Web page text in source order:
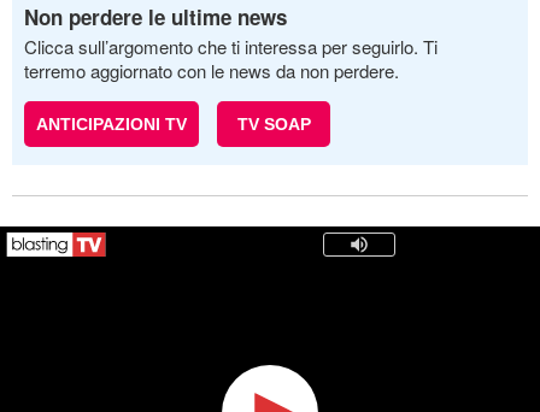
Non perdere le ultime news
Clicca sull’argomento che ti interessa per seguirlo. Ti
terremo aggiornato con le news da non perdere.
ANTICIPAZIONI TV TV SOAP